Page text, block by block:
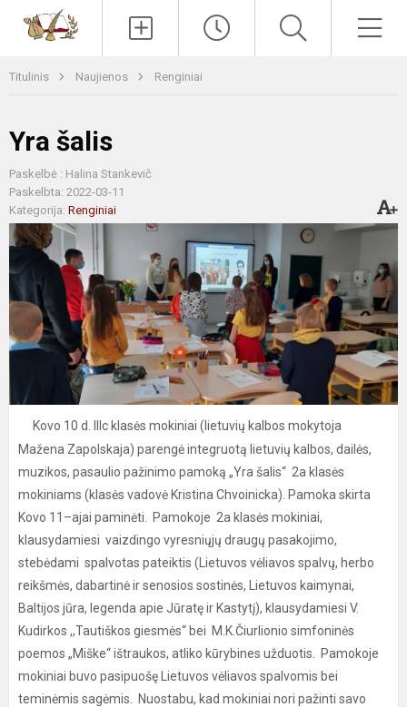
Titulinis Naujienos Renginiai
Yra šalis
Paskelbė : Halina Stankevič
Paskelbta: 2022-03-11
Kategorija: Renginiai
Kovo 10 d. IIIc klasės mokiniai (lietuvių kalbos mokytoja
Mažena Zapolskaja) parengė integruotą lietuvių kalbos, dailės,
muzikos, pasaulio pažinimo pamoką „Yra šalis“ 2a klasės
mokiniams (klasės vadovė Kristina Chvoinicka). Pamoka skirta
Kovo 11–ajai paminėti. Pamokoje 2a klasės mokiniai,
klausydamiesi vaizdingo vyresniųjų draugų pasakojimo,
stebėdami spalvotas pateiktis (Lietuvos vėliavos spalvų, herbo
reikšmės, dabartinė ir senosios sostinės, Lietuvos kaimynai,
Baltijos jūra, legenda apie Jūratę ir Kastytį), klausydamiesi V.
Kudirkos ,,Tautiškos giesmės“ bei M.K.Čiurlionio simfoninės
poemos „Miške“ ištraukos, atliko kūrybines užduotis. Pamokoje
mokiniai buvo pasipuošę Lietuvos vėliavos spalvomis bei
teminėmis sagėmis. Nuostabu, kad mokiniai nori pažinti savo